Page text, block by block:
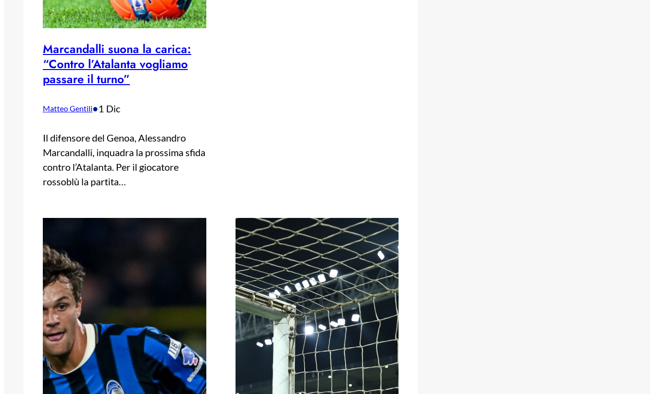
Marcandalli suona la carica:
“Contro l’Atalanta vogliamo
passare il turno”
Matteo Gentili•1 Dic
Il difensore del Genoa, Alessandro
Marcandalli, inquadra la prossima sfida
contro l’Atalanta. Per il giocatore
rossoblù la partita…